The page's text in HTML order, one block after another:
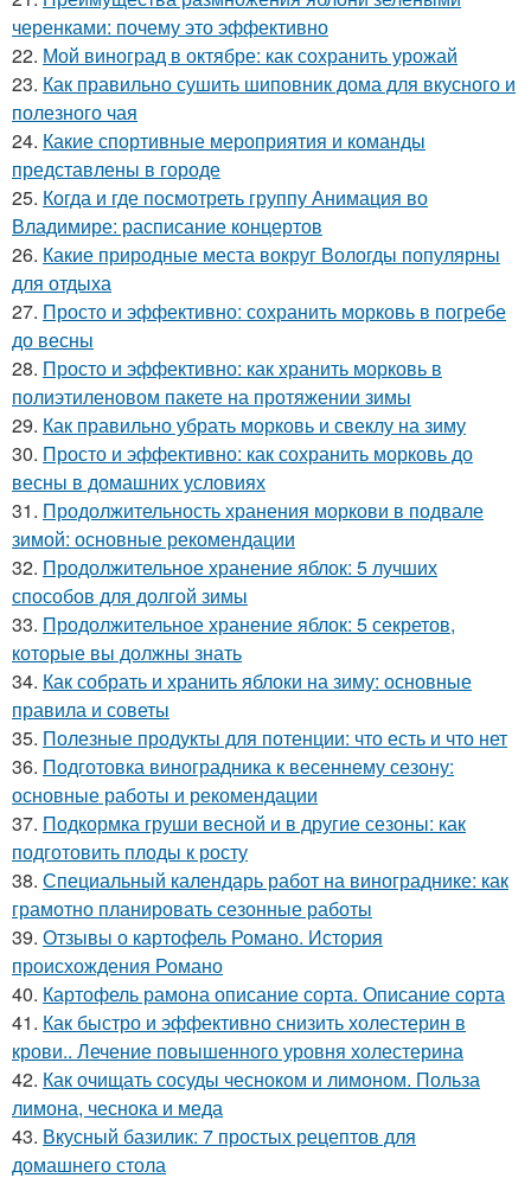
черенками: почему это эффективно
22. Мой виноград в октябре: как сохранить урожай
23. Как правильно сушить шиповник дома для вкусного и
полезного чая
24. Какие спортивные мероприятия и команды
представлены в городе
25. Когда и где посмотреть группу Анимация во
Владимире: расписание концертов
26. Какие природные места вокруг Вологды популярны
для отдыха
27. Просто и эффективно: сохранить морковь в погребе
до весны
28. Просто и эффективно: как хранить морковь в
полиэтиленовом пакете на протяжении зимы
29. Как правильно убрать морковь и свеклу на зиму
30. Просто и эффективно: как сохранить морковь до
весны в домашних условиях
31. Продолжительность хранения моркови в подвале
зимой: основные рекомендации
32. Продолжительное хранение яблок: 5 лучших
способов для долгой зимы
33. Продолжительное хранение яблок: 5 секретов,
которые вы должны знать
34. Как собрать и хранить яблоки на зиму: основные
правила и советы
35. Полезные продукты для потенции: что есть и что нет
36. Подготовка виноградника к весеннему сезону:
основные работы и рекомендации
37. Подкормка груши весной и в другие сезоны: как
подготовить плоды к росту
38. Специальный календарь работ на винограднике: как
грамотно планировать сезонные работы
39. Отзывы о картофель Романо. История
происхождения Романо
40. Картофель рамона описание сорта. Описание сорта
41. Как быстро и эффективно снизить холестерин в
крови.. Лечение повышенного уровня холестерина
42. Как очищать сосуды чесноком и лимоном. Польза
лимона, чеснока и меда
43. Вкусный базилик: 7 простых рецептов для
домашнего стола